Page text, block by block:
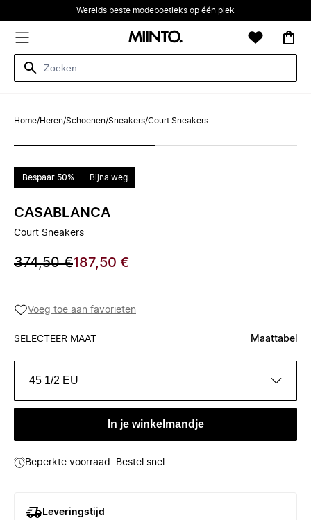
Werelds beste modeboetieks op één plek
Home/Heren/Schoenen/Sneakers/Court Sneakers
Bespaar 50% Bijna weg
CASABLANCA
Court Sneakers
374,50 €187,50 €
Voeg toe aan favorieten
SELECTEER MAAT Maattabel
45 1/2 EU
In je winkelmandje
Beperkte voorraad. Bestel snel.
Leveringstijd